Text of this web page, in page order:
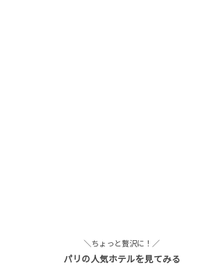
＼ちょっと贅沢に！／
パリの人気ホテルを見てみる